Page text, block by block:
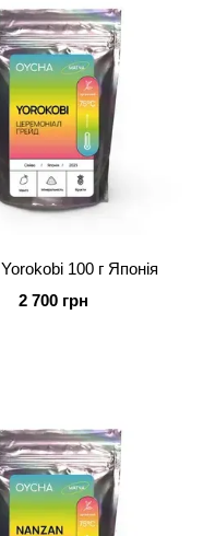
100 г Японія
2 700 грн